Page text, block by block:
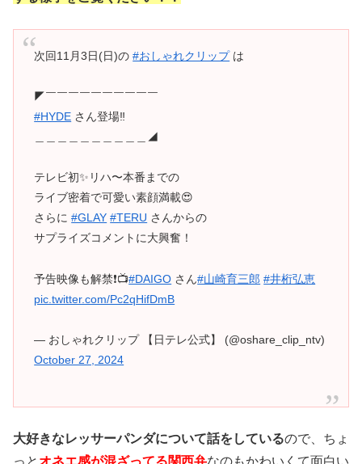
次回11月3日(日)の#おしゃれクリップは
◤￣￣￣￣￣￣￣￣￣￣
#HYDE さん登場‼️
＿＿＿＿＿＿＿＿＿＿◢
テレビ初✨リハ〜本番までの
ライブ密着で可愛い素顔満載😍
さらに#GLAY #TERU さんからの
サプライズコメントに大興奮！
予告映像も解禁❗️📺#DAIGO さん#山崎育三郎 #井桁弘恵
pic.twitter.com/Pc2qHifDmB
— おしゃれクリップ 【日テレ公式】 (@oshare_clip_ntv)
October 27, 2024
大好きなレッサーパンダについて話をしているので、ちょ
っとオネエ感が混ざってる関西弁なのもかわいくて面白い